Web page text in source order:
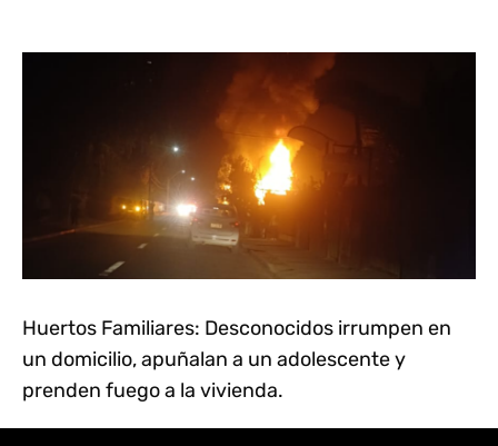
Huertos Familiares: Desconocidos irrumpen en
un domicilio, apuñalan a un adolescente y
prenden fuego a la vivienda.